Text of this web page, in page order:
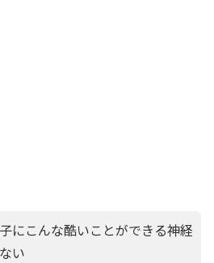
にこんな酷いことができる神経
い